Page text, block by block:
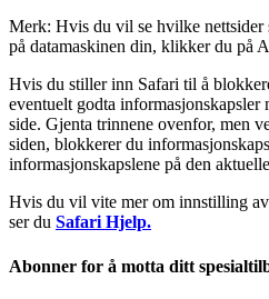
Merk: Hvis du vil se hvilke nettsider
på datamaskinen din, klikker du på
Hvis du stiller inn Safari til å
eventuelt godta
side. Gjenta trinnene ovenfor, men
siden, blokkerer du
informasjonskapslene på den
Hvis du vil vite mer om innstilling
ser du Safari Hjelp.
Abonner for å motta ditt